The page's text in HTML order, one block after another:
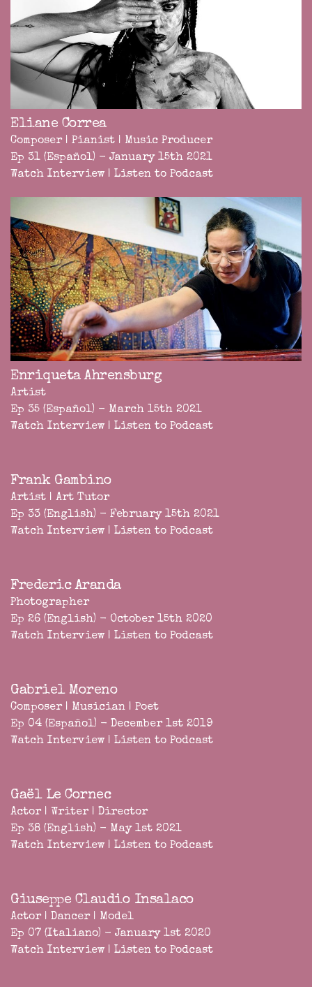
Eliane Correa
Composer | Pianist | Music Producer
Ep 31 (Español) - January 15th 2021
Watch Interview | Listen to Podcast
Enriqueta Ahrensburg
Artist
Ep 35 (Español) - March 15th 2021
Watch Interview | Listen to Podcast
Frank Gambino
Artist | Art Tutor
Ep 33 (English) - February 15th 2021
Watch Interview | Listen to Podcast
Frederic Aranda
Photographer
Ep 26 (English) - October 15th 2020
Watch Interview | Listen to Podcast
Gabriel Moreno
Composer | Musician | Poet
Ep 04 (Español) - December 1st 2019
Watch Interview | Listen to Podcast
Gaël Le Cornec
Actor | Writer | Director
Ep 38 (English) - May 1st 2021
Watch Interview | Listen to Podcast
Giuseppe Claudio Insalaco
Actor | Dancer | Model
Ep 07 (Italiano) - January 1st 2020
Watch Interview | Listen to Podcast